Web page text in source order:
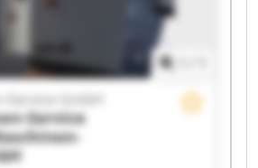
Service GmbH
Service